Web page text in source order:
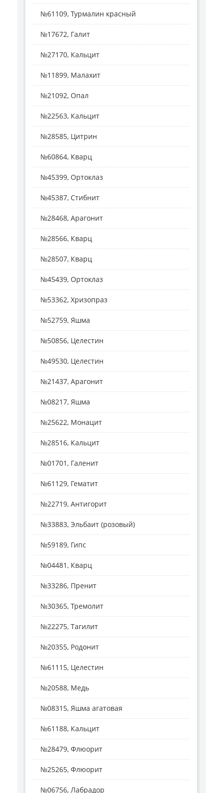
№61109, Турмалин красный
№17672, Галит
№27170, Кальцит
№11899, Малахит
№21092, Опал
№22563, Кальцит
№28585, Цитрин
№60864, Кварц
№45399, Ортоклаз
№45387, Стибнит
№28468, Арагонит
№28566, Кварц
№28507, Кварц
№45439, Ортоклаз
№53362, Хризопраз
№52759, Яшма
№50856, Целестин
№49530, Целестин
№21437, Арагонит
№08217, Яшма
№25622, Монацит
№28516, Кальцит
№01701, Галенит
№61129, Гематит
№22719, Антигорит
№33883, Эльбаит (розовый)
№59189, Гипс
№04481, Кварц
№33286, Пренит
№30365, Тремолит
№22275, Тагилит
№20355, Родонит
№61115, Целестин
№20588, Медь
№08315, Яшма агатовая
№61188, Кальцит
№28479, Флюорит
№25265, Флюорит
№06756, Лабрадор